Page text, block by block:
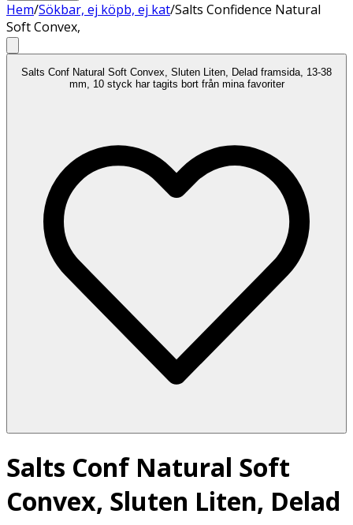
Hem/Sökbar, ej köpb, ej kat/Salts Confidence Natural
Soft Convex,
Salts Conf Natural Soft Convex, Sluten Liten, Delad framsida, 13-38
mm, 10 styck har tagits bort från mina favoriter
Salts Conf Natural Soft
Convex, Sluten Liten, Delad